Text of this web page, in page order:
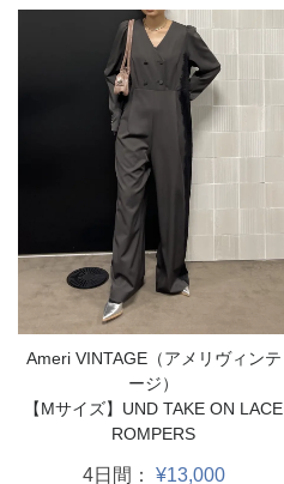
Ameri VINTAGE（アメリヴィンテ
ージ）
【Mサイズ】UND TAKE ON LACE
ROMPERS
4日間： ¥13,000